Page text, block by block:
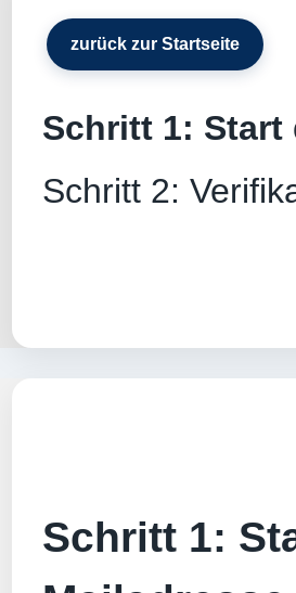
zurück zur Startseite
Schritt 1: Start
Schritt 2:
Schritt 1: